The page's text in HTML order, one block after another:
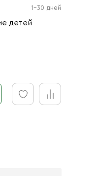
1-30 дней
детей